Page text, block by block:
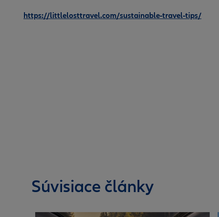
https://littlelosttravel.com/sustainable-travel-tips/
Súvisiace články